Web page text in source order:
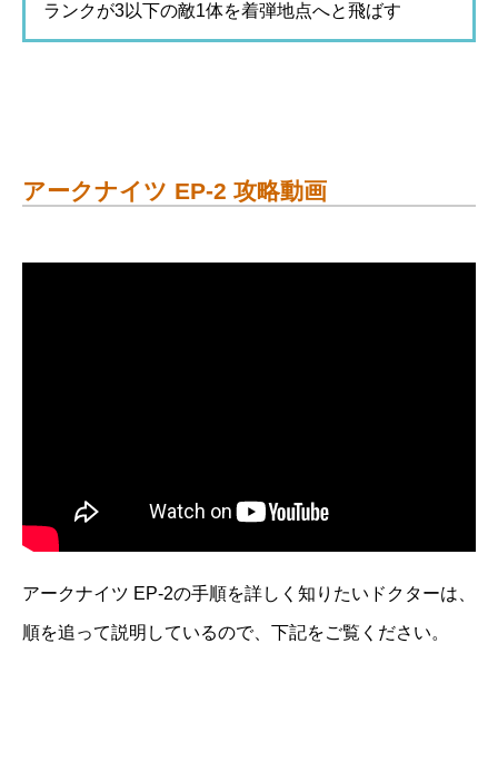
ランクが3以下の敵1体を着弾地点へと飛ばす
アークナイツ EP-2 攻略動画
アークナイツ EP-2の手順を詳しく知りたいドクターは、
順を追って説明しているので、下記をご覧ください。